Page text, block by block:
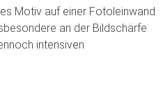
Motiv auf einer Fotoleinwand
an der Bildschärfe
intensiven